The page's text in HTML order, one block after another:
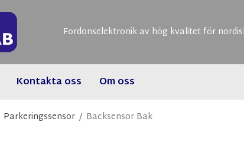
Fordonselektronik av hög kvalitet för
Kontakta oss Om oss
Parkeringssensor / Backsensor Bak